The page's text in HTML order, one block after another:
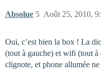
Absolue Août 25, 2010,
5
Oui, c’est bien la box ! La
(tout à gauche) et wifi (tout à
clignote, et phone allumée